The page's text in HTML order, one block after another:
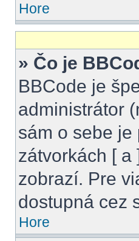
Hore
» Čo je
BBCode je
administrátor
sám o sebe je
zátvorkách [ a
zobrazí. Pre
dostupná cez
Hore